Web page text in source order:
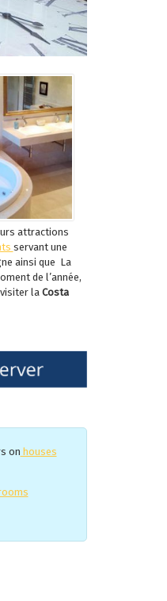
attractions
servant une
ainsi que La
de l’année,
la Costa
on houses